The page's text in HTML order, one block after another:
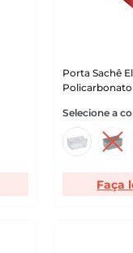
Porta Sachê
Faça